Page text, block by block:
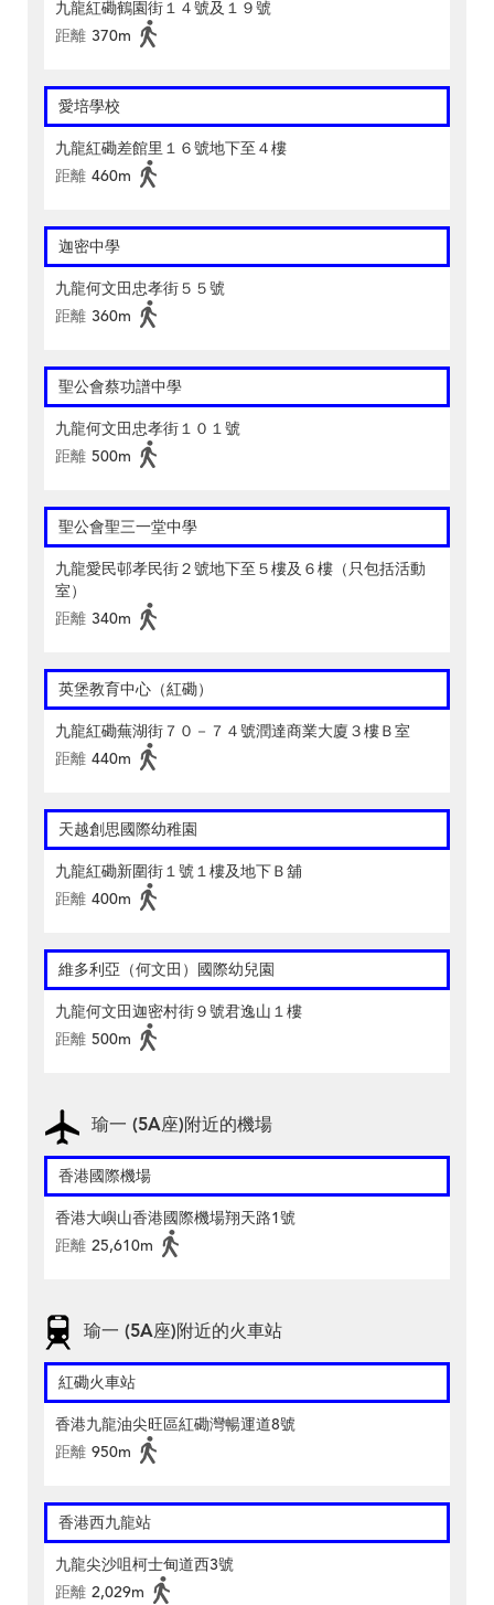
九龍紅磡鶴園街１４號及１９號
距離 370m
愛培學校
九龍紅磡差館里１６號地下至４樓
距離 460m
迦密中學
九龍何文田忠孝街５５號
距離 360m
聖公會蔡功譜中學
九龍何文田忠孝街１０１號
距離 500m
聖公會聖三一堂中學
九龍愛民邨孝民街２號地下至５樓及６樓（只包括活動
室）
距離 340m
英堡教育中心（紅磡）
九龍紅磡蕪湖街７０－７４號潤達商業大廈３樓Ｂ室
距離 440m
天越創思國際幼稚園
九龍紅磡新圍街１號１樓及地下Ｂ舖
距離 400m
維多利亞（何文田）國際幼兒園
九龍何文田迦密村街９號君逸山１樓
距離 500m
瑜一 (5A座)附近的機場
香港國際機場
香港大嶼山香港國際機場翔天路1號
距離 25,610m
瑜一 (5A座)附近的火車站
紅磡火車站
香港九龍油尖旺區紅磡灣暢運道8號
距離 950m
香港西九龍站
九龍尖沙咀柯士甸道西3號
距離 2,029m